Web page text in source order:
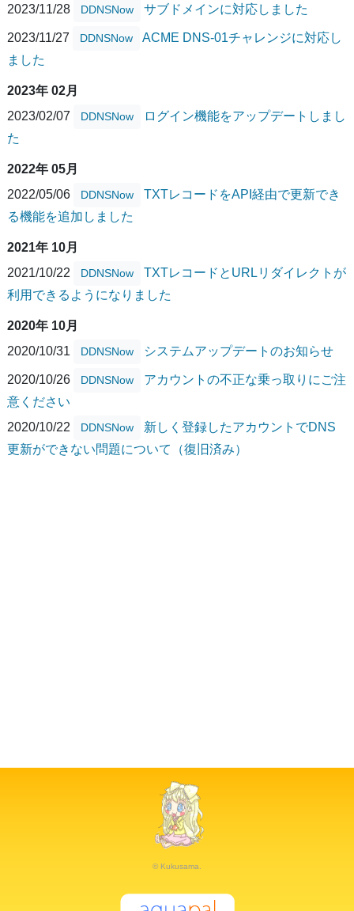
2023/11/28
DDNSNow サブドメインに対応しました
2023/11/27 DDNSNow
ACME DNS-01チャレンジに対応し
ました
2023年 02月
2023/02/07
DDNSNow
ログイン機能をアップデートしまし
た
2022年 05月
2022/05/06
DDNSNow
TXTレコードをAPI経由で更新でき
る機能を追加しました
2021年 10月
2021/10/22
DDNSNow
TXTレコードとURLリダイレクトが
利用できるようになりました
2020年 10月
2020/10/31
DDNSNow システムアップデートのお知らせ
2020/10/26 DDNSNow
アカウントの不正な乗っ取りにご注
意ください
2020/10/22
DDNSNow
新しく登録したアカウントでDNS
更新ができない問題について（復旧済み）
© Kukusama.